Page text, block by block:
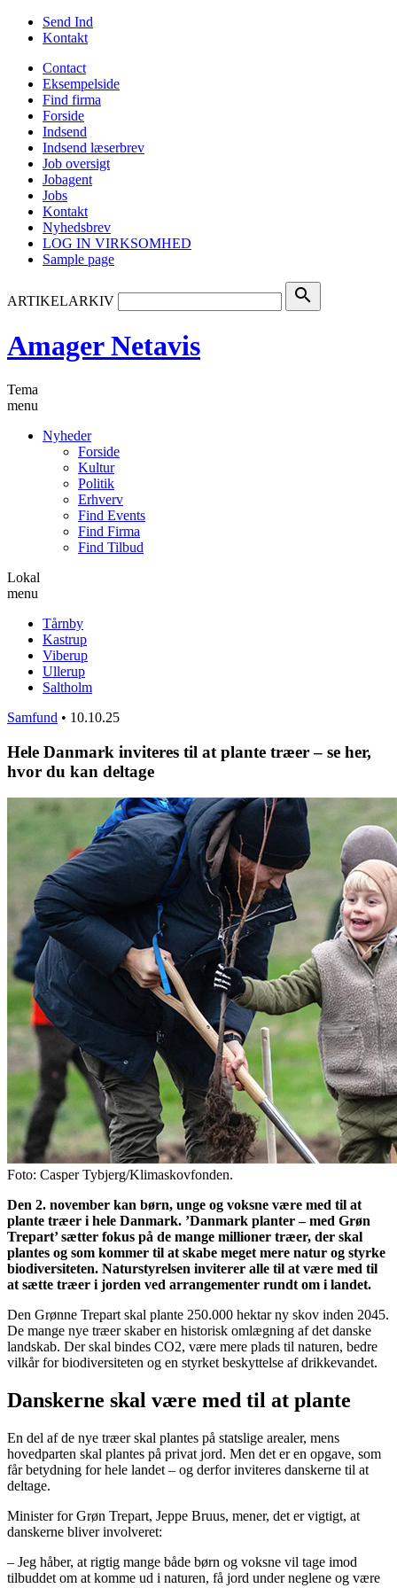
Send Ind
Kontakt
Contact
Eksempelside
Find firma
Forside
Indsend
Indsend læserbrev
Job oversigt
Jobagent
Jobs
Kontakt
Nyhedsbrev
LOG IN VIRKSOMHED
Sample page
ARTIKELARKIV search
Amager Netavis
Tema
menu
Nyheder
Forside
Kultur
Politik
Erhverv
Find Events
Find Firma
Find Tilbud
Lokal
menu
Tårnby
Kastrup
Viberup
Ullerup
Saltholm
Samfund • 10.10.25
Hele Danmark inviteres til at plante træer – se her,
hvor du kan deltage
Foto: Casper Tybjerg/Klimaskovfonden.
Den 2. november kan børn, unge og voksne være med til at
plante træer i hele Danmark. ’Danmark planter – med Grøn
Trepart’ sætter fokus på de mange millioner træer, der skal
plantes og som kommer til at skabe meget mere natur og styrke
biodiversiteten. Naturstyrelsen inviterer alle til at være med til
at sætte træer i jorden ved arrangementer rundt om i landet.
Den Grønne Trepart skal plante 250.000 hektar ny skov inden 2045.
De mange nye træer skaber en historisk omlægning af det danske
landskab. Der skal bindes CO2, være mere plads til naturen, bedre
vilkår for biodiversiteten og en styrket beskyttelse af drikkevandet.
Danskerne skal være med til at plante
En del af de nye træer skal plantes på statslige arealer, mens
hovedparten skal plantes på privat jord. Men det er en opgave, som
får betydning for hele landet – og derfor inviteres danskerne til at
deltage.
Minister for Grøn Trepart, Jeppe Bruus, mener, det er vigtigt, at
danskerne bliver involveret:
– Jeg håber, at rigtig mange både børn og voksne vil tage imod
tilbuddet om at komme ud i naturen, få jord under neglene og være